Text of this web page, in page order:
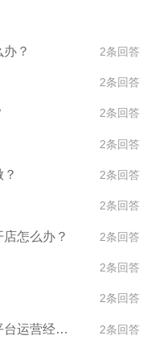
通过FNAC.BE平台
关闭等情况，建议及
助，了解异常情况的
平和表现，卖家需要
常情况及时处理，
？ 2条回答
2条回答
2条回答
2条回答
2条回答
2条回答
怎么办？ 2条回答
2条回答
2条回答
FNAC.BE店铺成长不理想、新平台运营经验不足怎么办？ 2条回答